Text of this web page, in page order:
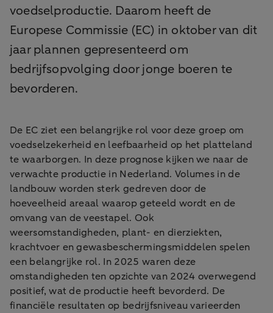
voedselproductie. Daarom heeft de
Europese Commissie (EC) in oktober van dit
jaar plannen gepresenteerd om
bedrijfsopvolging door jonge boeren te
bevorderen.
De EC ziet een belangrijke rol voor deze groep om
voedselzekerheid en leefbaarheid op het platteland
te waarborgen. In deze prognose kijken we naar de
verwachte productie in Nederland. Volumes in de
landbouw worden sterk gedreven door de
hoeveelheid areaal waarop geteeld wordt en de
omvang van de veestapel. Ook
weersomstandigheden, plant- en dierziekten,
krachtvoer en gewasbeschermingsmiddelen spelen
een belangrijke rol. In 2025 waren deze
omstandigheden ten opzichte van 2024 overwegend
positief, wat de productie heeft bevorderd. De
financiële resultaten op bedrijfsniveau varieerden